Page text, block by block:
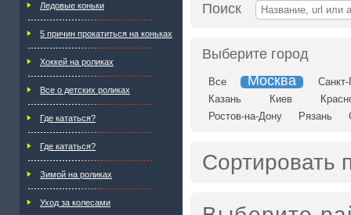
Ледовые коньки
5 причин прокатиться на коньках
Хоккей на роликах
Все о детских роликах
Где кататься?
Где кататься?
Зимой на роликах
Уход за колесами
Поиск
Выберите город
Все Москва
Санкт-
Казань
Киев
Ростов-на-Дону
Рязань
Сортировать